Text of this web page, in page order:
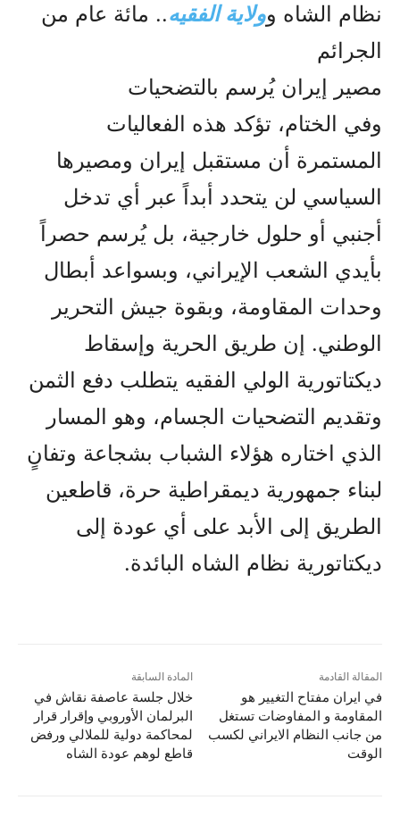
نظام الشاه وولاية الفقيه.. مائة عام من
الجرائم
مصير إيران يُرسم بالتضحيات
وفي الختام، تؤكد هذه الفعاليات
المستمرة أن مستقبل إيران ومصيرها
السياسي لن يتحدد أبداً عبر أي تدخل
أجنبي أو حلول خارجية، بل يُرسم حصراً
بأيدي الشعب الإيراني، وبسواعد أبطال
وحدات المقاومة، وبقوة جيش التحرير
الوطني. إن طريق الحرية وإسقاط
ديكتاتورية الولي الفقيه يتطلب دفع الثمن
وتقديم التضحيات الجسام، وهو المسار
الذي اختاره هؤلاء الشباب بشجاعة وتفانٍ
لبناء جمهورية ديمقراطية حرة، قاطعين
الطريق إلى الأبد على أي عودة إلى
ديكتاتورية نظام الشاه البائدة.
المادة السابقة
خلال جلسة عاصفة نقاش في
البرلمان الأوروبي وإقرار قرار
لمحاكمة دولية للملالي ورفض
قاطع لوهم عودة الشاه
المقالة القادمة
في ایران مفتاح التغییر هو
المقاومة و المفاوضات تستغل
من جانب النظام الایراني لكسب
الوقت